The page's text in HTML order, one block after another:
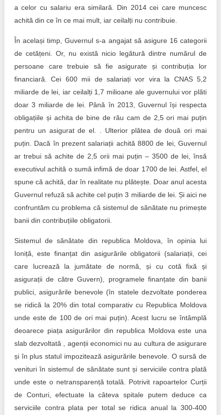
a celor cu salariu era similară. Din 2014 cei care muncesc
achită din ce în ce mai mult, iar ceilalți nu contribuie.
În același timp, Guvernul s-a angajat să asigure 16 categorii
de cetățeni. Or, nu există nicio legătură dintre numărul de
persoane care trebuie să fie asigurate și contribuția lor
financiară. Cei 600 mii de salariați vor vira la CNAS 5,2
miliarde de lei, iar ceilalți 1,7 milioane ale guvernului vor plăti
doar 3 miliarde de lei. Până în 2013, Guvernul își respecta
obligațiile și achita de bine de rău cam de 2,5 ori mai puțin
pentru un asigurat de el. . Ulterior plătea de două ori mai
puțin. Dacă în prezent salariații achită 8800 de lei, Guvernul
ar trebui să achite de 2,5 orii mai puțin – 3500 de lei, însă
executivul achită o sumă infimă de doar 1700 de lei. Astfel, el
spune că achită, dar în realitate nu plătește. Doar anul acesta
Guvernul refuză să achite cel puțin 3 miliarde de lei. Și aici ne
confruntăm cu problema că sistemul de sănătate nu primește
banii din contribuțiile obligatorii.
Sistemul de sănătate din republica Moldova, în opinia lui
Ioniță, este finanțat din asigurările obligatorii (salariații, cei
care lucrează la jumătate de normă, și cu cotă fixă și
asigurații de către Guvern), programele finanțate din banii
publici, asigurările benevole (în statele dezvoltate ponderea
se ridică la 20% din total comparativ cu Republica Moldova
unde este de 100 de ori mai puțin). Acest lucru se întâmplă
deoarece piața asigurărilor din republica Moldova este una
slab dezvoltată , agenții economici nu au cultura de asigurare
și în plus statul impozitează asigurările benevole. O sursă de
venituri în sistemul de sănătate sunt și serviciile contra plată
unde este o netransparență totală. Potrivit rapoartelor Curții
de Conturi, efectuate la câteva spitale putem deduce ca
serviciile contra plata per total se ridica anual la 300-400